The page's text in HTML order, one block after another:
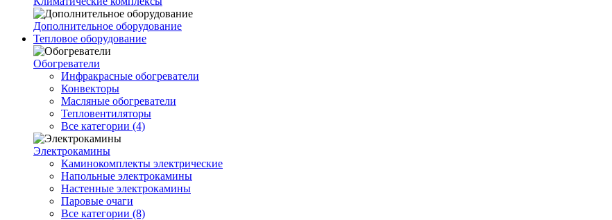
Дополнительное оборудование
Тепловое оборудование
Обогреватели
Инфракрасные обогреватели
Конвекторы
Масляные обогреватели
Тепловентиляторы
Все категории (4)
Электрокамины
Каминокомплекты электрические
Напольные электрокамины
Настенные электрокамины
Паровые очаги
Все категории (8)